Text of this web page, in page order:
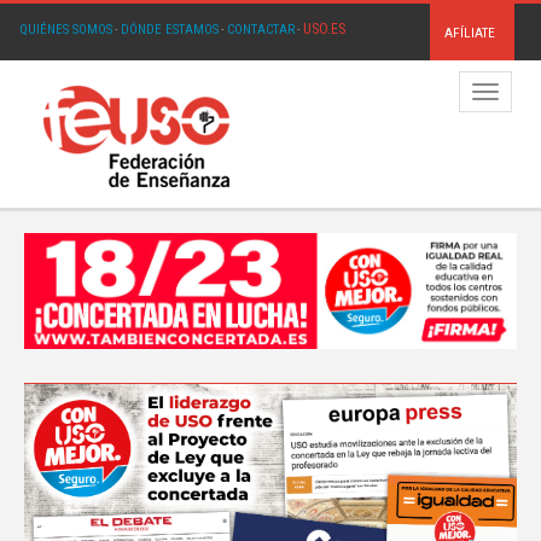
QUIÉNES SOMOS· DÓNDE ESTAMOS· CONTACTAR· USO.ES AFÍLIATE
Menú